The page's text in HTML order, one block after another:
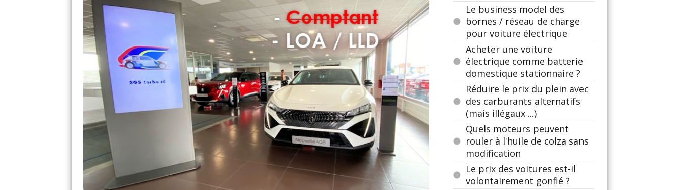
Le business model des
bornes / réseau de charge
pour voiture électrique
Acheter une voiture
électrique comme batterie
domestique stationnaire ?
Réduire le prix du plein avec
des carburants alternatifs
(mais illégaux ...)
Quels moteurs peuvent
rouler à l'huile de colza sans
modification
Le prix des voitures est-il
volontairement gonflé ?